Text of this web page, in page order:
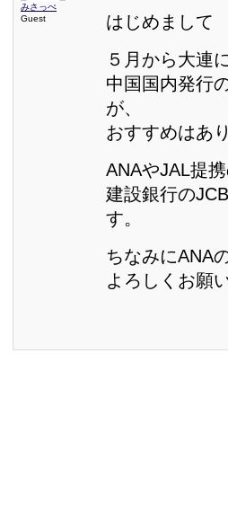
みさっぺ
Guest
はじめまして
５月から大連
中国国内発行
が、
おすすめはあ
ANAやJAL提
建設銀行の
す。
ちなみにANA
よろしくお願